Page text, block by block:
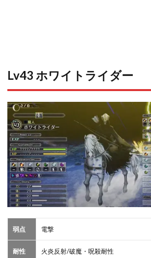
Lv43 ホワイトライダー
弱点 電撃
耐性 火炎反射/破魔・呪殺耐性